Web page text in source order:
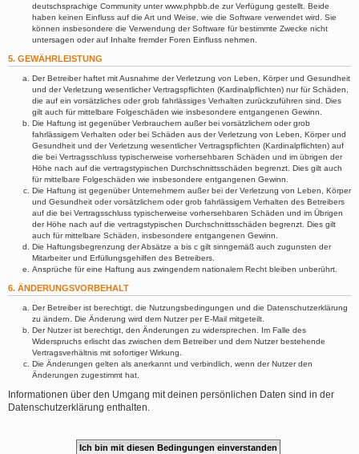
deutschsprachige Community unter www.phpbb.de zur Verfügung gestellt. Beide
haben keinen Einfluss auf die Art und Weise, wie die Software verwendet wird. Sie
können insbesondere die Verwendung der Software für bestimmte Zwecke nicht
untersagen oder auf Inhalte fremder Foren Einfluss nehmen.
5. GEWÄHRLEISTUNG
Der Betreiber haftet mit Ausnahme der Verletzung von Leben, Körper und Gesundheit
und der Verletzung wesentlicher Vertragspflichten (Kardinalpflichten) nur für Schäden,
die auf ein vorsätzliches oder grob fahrlässiges Verhalten zurückzuführen sind. Dies
gilt auch für mittelbare Folgeschäden wie insbesondere entgangenen Gewinn.
Die Haftung ist gegenüber Verbrauchern außer bei vorsätzlichem oder grob
fahrlässigem Verhalten oder bei Schäden aus der Verletzung von Leben, Körper und
Gesundheit und der Verletzung wesentlicher Vertragspflichten (Kardinalpflichten) auf
die bei Vertragsschluss typischerweise vorhersehbaren Schäden und im übrigen der
Höhe nach auf die vertragstypischen Durchschnittsschäden begrenzt. Dies gilt auch
für mittelbare Folgeschäden wie insbesondere entgangenen Gewinn.
Die Haftung ist gegenüber Unternehmern außer bei der Verletzung von Leben, Körper
und Gesundheit oder vorsätzlichem oder grob fahrlässigem Verhalten des Betreibers
auf die bei Vertragsschluss typischerweise vorhersehbaren Schäden und im Übrigen
der Höhe nach auf die vertragstypischen Durchschnittsschäden begrenzt. Dies gilt
auch für mittelbare Schäden, insbesondere entgangenen Gewinn.
Die Haftungsbegrenzung der Absätze a bis c gilt sinngemäß auch zugunsten der
Mitarbeiter und Erfüllungsgehilfen des Betreibers.
Ansprüche für eine Haftung aus zwingendem nationalem Recht bleiben unberührt.
6. ÄNDERUNGSVORBEHALT
Der Betreiber ist berechtigt, die Nutzungsbedingungen und die Datenschutzerklärung
zu ändern. Die Änderung wird dem Nutzer per E-Mail mitgeteilt.
Der Nutzer ist berechtigt, den Änderungen zu widersprechen. Im Falle des
Widerspruchs erlischt das zwischen dem Betreiber und dem Nutzer bestehende
Vertragsverhältnis mit sofortiger Wirkung.
Die Änderungen gelten als anerkannt und verbindlich, wenn der Nutzer den
Änderungen zugestimmt hat.
Informationen über den Umgang mit deinen persönlichen Daten sind in der
Datenschutzerklärung enthalten.